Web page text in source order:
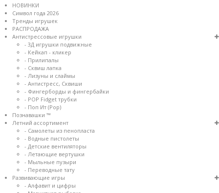
НОВИНКИ
Символ года 2026
Тренды игрушек
РАСПРОДАЖА
Антистрессовые игрушки
- 3Д игрушки подвижные
- Кейкап - кликер
- Прилипалы
- Сквиш лапка
- Лизуны и слаймы
- Антистресс, Сквиши
- Фингерборды и фингербайки
- POP Fidget трубки
- Поп Ит (Pop)
Познавашки ™
Летний ассортимент
- Самолеты из пенопласта
- Водные пистолеты
- Детские вентиляторы
- Летающие вертушки
- Мыльные пузыри
- Переводные тату
Развивающие игры
- Алфавит и цифры